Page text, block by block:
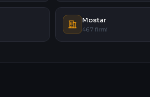
Mostar
467 firmi